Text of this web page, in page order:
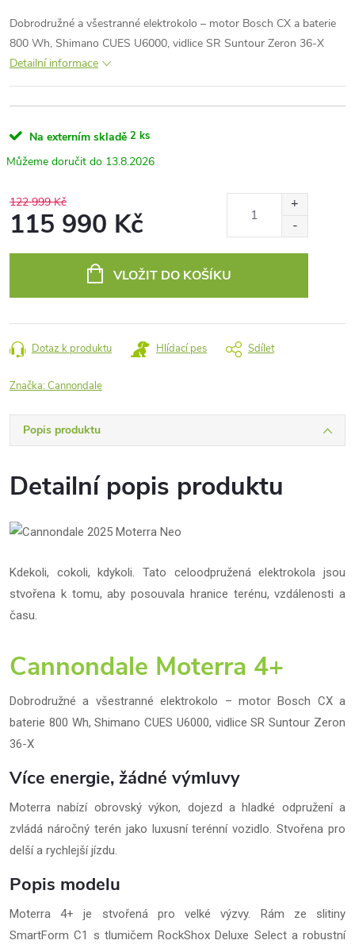
Dobrodružné a všestranné elektrokolo – motor Bosch CX a baterie
800 Wh, Shimano CUES U6000, vidlice SR Suntour Zeron 36-X
Detailní informace
Na externím skladě 2 ks
13.8.2026
122 999 Kč
115 990 Kč
VLOŽIT DO KOŠÍKU
Dotaz k produktu Hlídací pes Sdílet
Značka:Cannondale
Popis produktu
Detailní popis produktu
Kdekoli, cokoli, kdykoli. Tato celoodpružená elektrokola jsou
stvořena k tomu, aby posouvala hranice terénu, vzdálenosti a
času.
Cannondale Moterra 4+
Dobrodružné a všestranné elektrokolo – motor Bosch CX a
baterie 800 Wh, Shimano CUES U6000, vidlice SR Suntour Zeron
36-X
Více energie, žádné výmluvy
Moterra nabízí obrovský výkon, dojezd a hladké odpružení a
zvládá náročný terén jako luxusní terénní vozidlo. Stvořena pro
delší a rychlejší jízdu.
Popis modelu
Moterra 4+ je stvořená pro velké výzvy. Rám ze slitiny
SmartForm C1 s tlumičem RockShox Deluxe Select a robustní